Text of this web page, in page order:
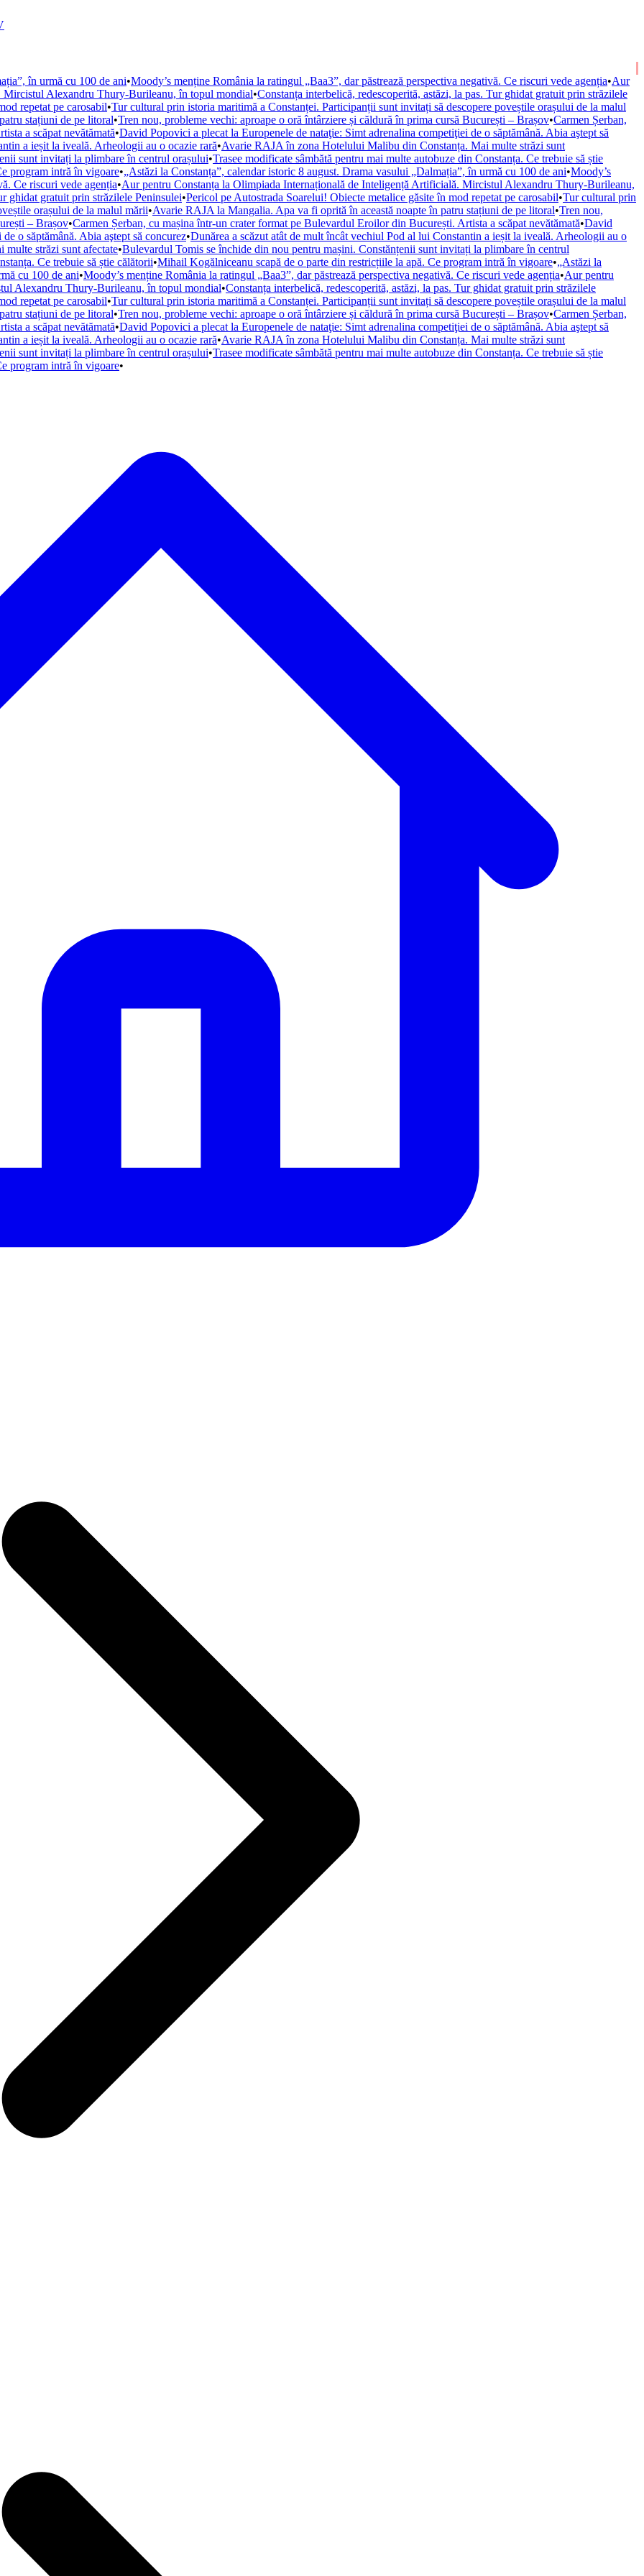
în urmă cu 100 de ani•Moody’s menține România la ratingul „Baa3”, dar păstrează perspectiva negativă. Ce riscuri vede agenția•Aur
Alexandru Thury-Burileanu, în topul mondial•Constanța interbelică, redescoperită, astăzi, la pas. Tur ghidat gratuit prin străzilele
repetat pe carosabil•Tur cultural prin istoria maritimă a Constanței. Participanții sunt invitați să descopere poveștile orașului de la malul
stațiuni de pe litoral•Tren nou, probleme vechi: aproape o oră întârziere și căldură în prima cursă București – Brașov•Carmen Șerban,
a scăpat nevătămată•David Popovici a plecat la Europenele de nataţie: Simt adrenalina competiţiei de o săptămână. Abia aştept să
a ieșit la iveală. Arheologii au o ocazie rară•Avarie RAJA în zona Hotelului Malibu din Constanța. Mai multe străzi sunt
sunt invitați la plimbare în centrul orașului•Trasee modificate sâmbătă pentru mai multe autobuze din Constanța. Ce trebuie să știe
program intră în vigoare•„Astăzi la Constanța”, calendar istoric 8 august. Drama vasului „Dalmația”, în urmă cu 100 de ani•Moody’s
Ce riscuri vede agenția•Aur pentru Constanța la Olimpiada Internațională de Inteligență Artificială. Mircistul Alexandru Thury-Burileanu,
ghidat gratuit prin străzilele Peninsulei•Pericol pe Autostrada Soarelui! Obiecte metalice găsite în mod repetat pe carosabil•Tur cultural prin
orașului de la malul mării•Avarie RAJA la Mangalia. Apa va fi oprită în această noapte în patru stațiuni de pe litoral•Tren nou,
– Brașov•Carmen Șerban, cu mașina într-un crater format pe Bulevardul Eroilor din București. Artista a scăpat nevătămată•David
o săptămână. Abia aştept să concurez•Dunărea a scăzut atât de mult încât vechiul Pod al lui Constantin a ieșit la iveală. Arheologii au o
străzi sunt afectate•Bulevardul Tomis se închide din nou pentru mașini. Constănțenii sunt invitați la plimbare în centrul
Ce trebuie să știe călătorii•Mihail Kogălniceanu scapă de o parte din restricțiile la apă. Ce program intră în vigoare•„Astăzi la
cu 100 de ani•Moody’s menține România la ratingul „Baa3”, dar păstrează perspectiva negativă. Ce riscuri vede agenția•Aur pentru
Alexandru Thury-Burileanu, în topul mondial•Constanța interbelică, redescoperită, astăzi, la pas. Tur ghidat gratuit prin străzilele
repetat pe carosabil•Tur cultural prin istoria maritimă a Constanței. Participanții sunt invitați să descopere poveștile orașului de la malul
stațiuni de pe litoral•Tren nou, probleme vechi: aproape o oră întârziere și căldură în prima cursă București – Brașov•Carmen Șerban,
a scăpat nevătămată•David Popovici a plecat la Europenele de nataţie: Simt adrenalina competiţiei de o săptămână. Abia aştept să
a ieșit la iveală. Arheologii au o ocazie rară•Avarie RAJA în zona Hotelului Malibu din Constanța. Mai multe străzi sunt
sunt invitați la plimbare în centrul orașului•Trasee modificate sâmbătă pentru mai multe autobuze din Constanța. Ce trebuie să știe
program intră în vigoare•